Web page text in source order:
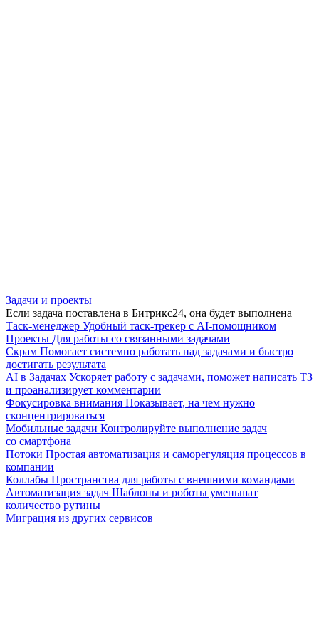
Задачи и проекты
Если задача поставлена в Битрикс24, она будет выполнена
Таск-менеджер Удобный таск-трекер с AI-помощником
Проекты Для работы со связанными задачами
Скрам Помогает системно работать над задачами и быстро
достигать результата
AI в Задачах Ускоряет работу с задачами, поможет написать ТЗ
и проанализирует комментарии
Фокусировка внимания Показывает, на чем нужно
сконцентрироваться
Мобильные задачи Контролируйте выполнение задач
со смартфона
Потоки Простая автоматизация и саморегуляция процессов в
компании
Коллабы Пространства для работы с внешними командами
Автоматизация задач Шаблоны и роботы уменьшат
количество рутины
Миграция из других сервисов